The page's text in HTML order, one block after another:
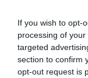
If you wish to opt-
processing of
targeted
section to confirm
opt-out request is
Δάφνη
Έχει